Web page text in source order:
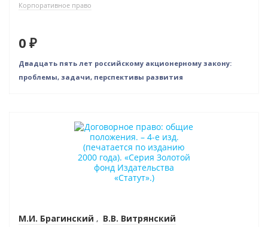
Корпоративное право
0 ₽
Двадцать пять лет российскому акционерному закону:
проблемы, задачи, перспективы развития
М.И. Брагинский , В.В. Витрянский